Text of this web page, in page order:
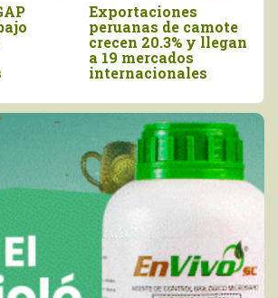
Exportaciones
peruanas de camote
crecen 20.3% y llegan
a 19 mercados
internacionales